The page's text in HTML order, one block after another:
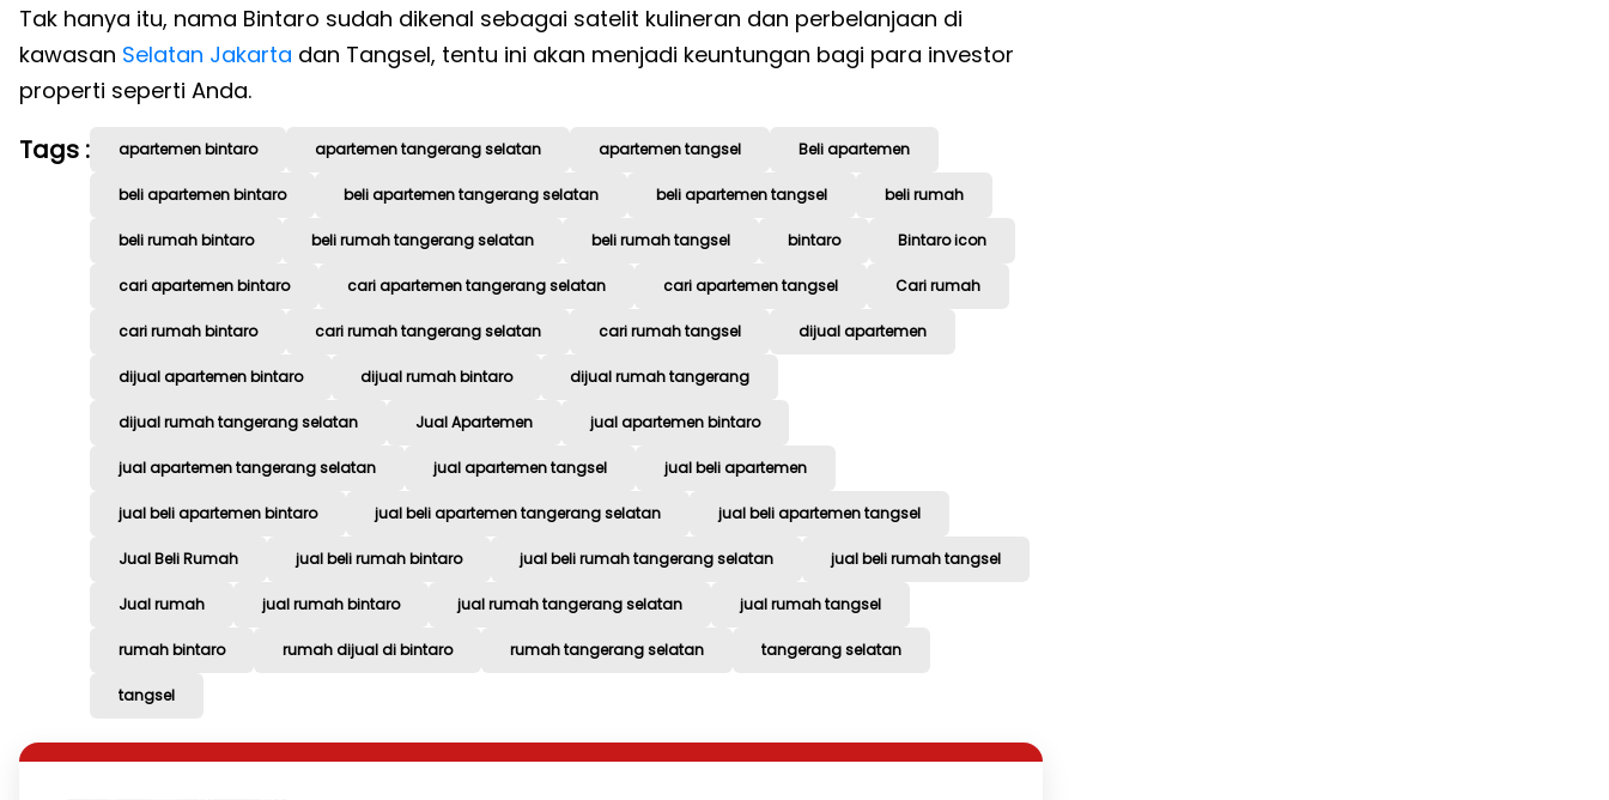
Tak hanya itu, nama Bintaro sudah dikenal sebagai satelit kulineran dan perbelanjaan di
kawasan Selatan Jakarta dan Tangsel, tentu ini akan menjadi keuntungan bagi para investor
properti seperti Anda.
Tags : apartemen bintaro apartemen tangerang selatan apartemen tangsel Beli apartemen
beli apartemen bintaro beli apartemen tangerang selatan beli apartemen tangsel beli rumah
beli rumah bintaro beli rumah tangerang selatan beli rumah tangsel bintaro Bintaro icon
cari apartemen bintaro cari apartemen tangerang selatan cari apartemen tangsel Cari rumah
cari rumah bintaro cari rumah tangerang selatan cari rumah tangsel dijual apartemen
dijual apartemen bintaro dijual rumah bintaro dijual rumah tangerang
dijual rumah tangerang selatan Jual Apartemen jual apartemen bintaro
jual apartemen tangerang selatan jual apartemen tangsel jual beli apartemen
jual beli apartemen bintaro jual beli apartemen tangerang selatan jual beli apartemen tangsel
Jual Beli Rumah jual beli rumah bintaro jual beli rumah tangerang selatan jual beli rumah tangsel
Jual rumah jual rumah bintaro jual rumah tangerang selatan jual rumah tangsel
rumah bintaro rumah dijual di bintaro rumah tangerang selatan tangerang selatan
tangsel